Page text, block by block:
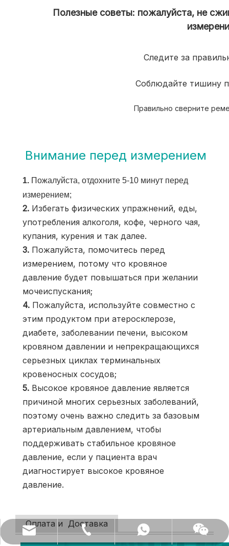
Полезные советы: пожалуйста, не
Следите за
Соблюдайте тишину
Правильно сверните
Внимание перед измерением
1. Пожалуйста, отдохните 5-10 минут перед
измерением;
2. Избегать физических упражнений, еды,
употребления алкоголя, кофе, черного чая,
купания, курения и так далее.
3. Пожалуйста, помочитесь перед
измерением, потому что кровяное
давление будет повышаться при желании
мочеиспускания;
4. Пожалуйста, используйте совместно с
этим продуктом при атеросклерозе,
диабете, заболевании печени, высоком
кровяном давлении и непрекращающихся
серьезных циклах терминальных
кровеносных сосудов;
5. Высокое кровяное давление является
причиной многих серьезных заболеваний,
поэтому очень важно следить за базовым
артериальным давлением, чтобы
поддерживать стабильное кровяное
давление, если у пациента врач
диагностирует высокое кровяное
давление.
Оплата и Доставка
export@cofoe.com
(86) 0731-84150099
86-13705288331
86-13705288331